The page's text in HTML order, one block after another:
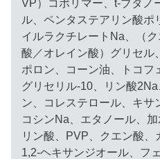
VP）コポリマー、t-ブタノ
ル、ペンタステアリン酸ポ
イルラクチレートNa、（
酸／オレイン酸）グリセル
ポロン、コーン油、トコフ
グリセリル-10、リン酸
ン、コレステロール、キ
コシンNa、エタノール、
リン酸、PVP、クエン酸、
1,2-ヘキサンジオール、フ